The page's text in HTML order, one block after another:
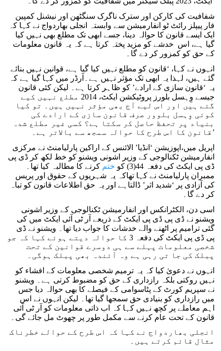
شفافیت کی کارکن اور سترک ناگرک سنگٹھن اور نیشنل کمپین
فار پیپلز رائٹ ٹو انفارمیشن سے وابستہ انجلی بھاردواج نے کہا کہ
ایک ایسے قانون کا حوالہ دینا، جسے ابھی تک مطلع بھی نہیں کیا
گیا ہے، اس خدشے کو مزید پختہ کرتا ہے کہ یہ قانون معلومات
کے حق کو کمزور کر دے گا۔
انہوں نے کہا، ‘قانون کو مطلع نہیں کیا گیا ہے، قوانین نہیں بنائے
گئے ہیں، لہذا یہ ابھی تک مؤثر نہیں ہے۔آرڈر میں کہا گیا ہے کہ
یہ ‘قانون سازی کے ارادے’ کو ظاہر کرتا ہے۔ لیکن کئی قانون
جیسے وِہسل بلورز پروٹیکشن ایکٹ، 2014 مطلع نہیں کیے
گئے ہیں اور اس لیے آج بھی مؤثر نہیں ہیں۔ تو کیا
کوئی وِہسل بلوور صرف قانون سازی کے ارادے کی
بنیاد پر تحفظ حاصل کر سکتا ہے؟ کسی غیر مطلع شدہ
قانون کا اس طرح کا حوالہ سمجھ سے بالاتر ہے۔’
اپریل میں،اپوزیشن ‘انڈیا’ الائنس کے اراکین پارلیامنٹ نے مرکزی
انفارمیشن ٹکنالوجی کے وزیر اشونی ویشنو کو خط لکھ کر ڈی پی
ڈی پی ایکٹ کی دفعہ 44(3) کو
ختم کرنے کا مطالبہ کیا تھا۔
ممبران پارلیامنٹ نے کہا تھاکہ یہ شہریوں کے حقوق اور پریس
کی آزادی پر ‘شدید اثر’ ڈالتاہے اور یہ حق اطلاعات قانون کو تباہ
کر دے گا۔
اسی دن، الکٹرانکس اور انفارمیشن ٹکنالوجی کے وزیر اشونی
ویشنو نے ڈی پی ڈی پی ایکٹ کے ذریعے آر ٹی آئی ایکٹ میں کی
گئی ترامیم پر اٹھنے والے خدشات کا جواب دیا تھا۔ ویشنو نے ڈی
پی ڈی پی ایکٹ کی دفعہ 3 کا حوالہ دیتے ہوئے کہا کہ جو
شخصی معلومات پہلے سے ہی دوسرے قوانین کے تحت
پبلک کی جا تی رہی ہے وہ آئندہ بھی پبلک ہوگی۔
انہوں نے دعویٰ کیا کہ یہ ترمیم شخصی معلومات کے افشاء کو
نہیں روکتی بلکہ رازداری کے حق کو مضبوط کرتی ہے۔ ویشنو
نے سپریم کورٹ کے پٹاسوامی کے فیصلے کا بھی حوالہ دیا جس
میں رازداری کو بنیادی حق سمجھا گیا تھا۔ لیکن انہوں نے اس
اہم معاملے پر کچھ نہیں کہا کہ اب ذاتی معلومات کو آر ٹی آئی
قانون کے تحت عام کرنے سے مکمل طور پر چھوٹ مل جائے گی۔
انجلی بھاردواج نے کہا کہ اس طرح کے حوالے خطرناک
مثال قائم کرتے ہیں۔